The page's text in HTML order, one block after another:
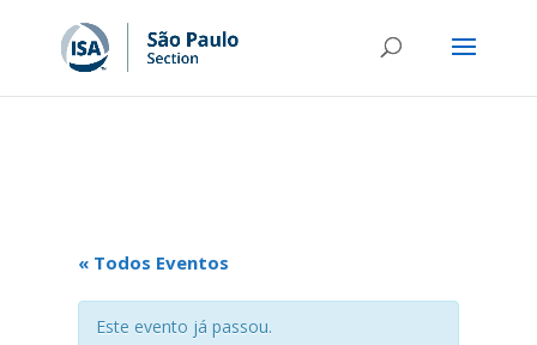
« Todos Eventos
Este evento já passou.